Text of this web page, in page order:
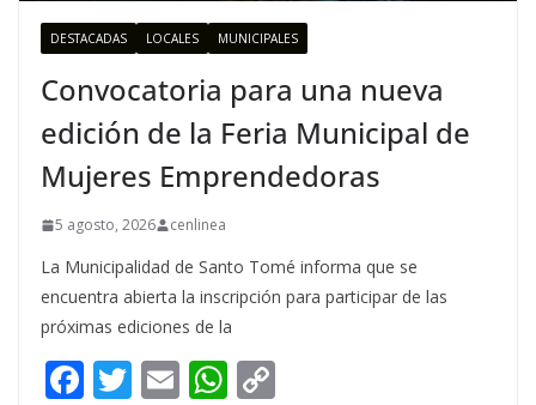
DESTACADAS LOCALES MUNICIPALES
Convocatoria para una nueva
edición de la Feria Municipal de
Mujeres Emprendedoras
5 agosto, 2026 cenlinea
La Municipalidad de Santo Tomé informa que se
encuentra abierta la inscripción para participar de las
próximas ediciones de la
F T E W